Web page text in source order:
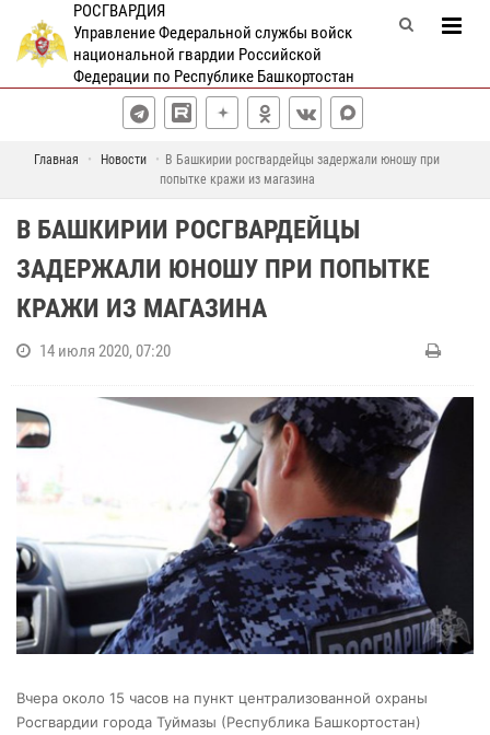
РОСГВАРДИЯ
Управление Федеральной службы войск
национальной гвардии Российской
Федерации по Республике Башкортостан
Главная Новости
В Башкирии росгвардейцы задержали юношу при
попытке кражи из магазина
В БАШКИРИИ РОСГВАРДЕЙЦЫ
ЗАДЕРЖАЛИ ЮНОШУ ПРИ ПОПЫТКЕ
КРАЖИ ИЗ МАГАЗИНА
14 июля 2020, 07:20
Вчера около 15 часов на пункт централизованной охраны
Росгвардии города Туймазы (Республика Башкортостан)